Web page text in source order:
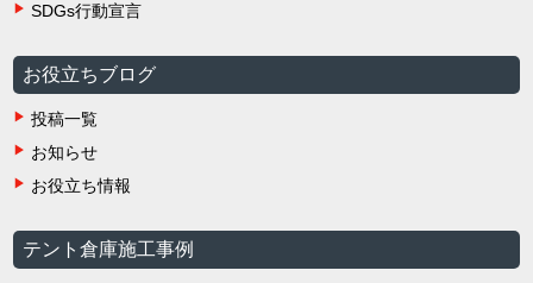
SDGs行動宣言
お役立ちブログ
投稿一覧
お知らせ
お役立ち情報
テント倉庫施工事例